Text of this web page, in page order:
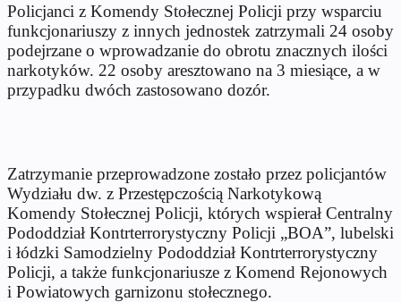
Policjanci z Komendy Stołecznej Policji przy wsparciu
funkcjonariuszy z innych jednostek zatrzymali 24 osoby
podejrzane o wprowadzanie do obrotu znacznych ilości
narkotyków. 22 osoby aresztowano na 3 miesiące, a w
przypadku dwóch zastosowano dozór.
Zatrzymanie przeprowadzone zostało przez policjantów
Wydziału dw. z Przestępczością Narkotykową
Komendy Stołecznej Policji, których wspierał Centralny
Pododdział Kontrterrorystyczny Policji „BOA”, lubelski
i łódzki Samodzielny Pododdział Kontrterrorystyczny
Policji, a także funkcjonariusze z Komend Rejonowych
i Powiatowych garnizonu stołecznego.